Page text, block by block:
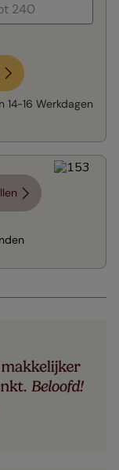
14-16 Werkdagen